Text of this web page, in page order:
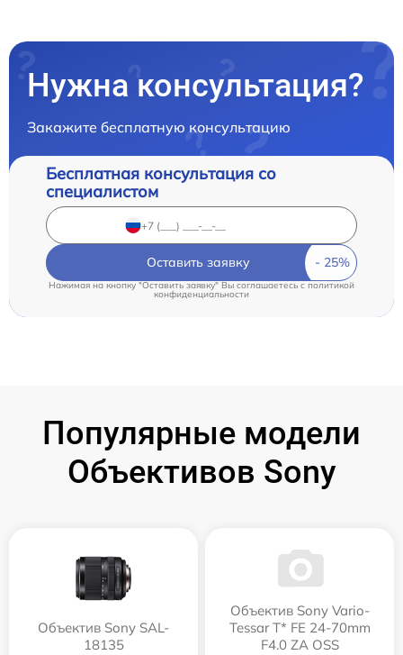
Нужна консультация?
Закажите бесплатную консультацию
Бесплатная консультация со
специалистом
Оставить заявку
Нажимая на кнопку "Оставить заявку" Вы соглашаетесь c политикой
конфиденциальности
Популярные модели
Объективов Sony
Объектив Sony SAL-
18135
Объектив Sony Vario-
Tessar T* FE 24-70mm
F4.0 ZA OSS